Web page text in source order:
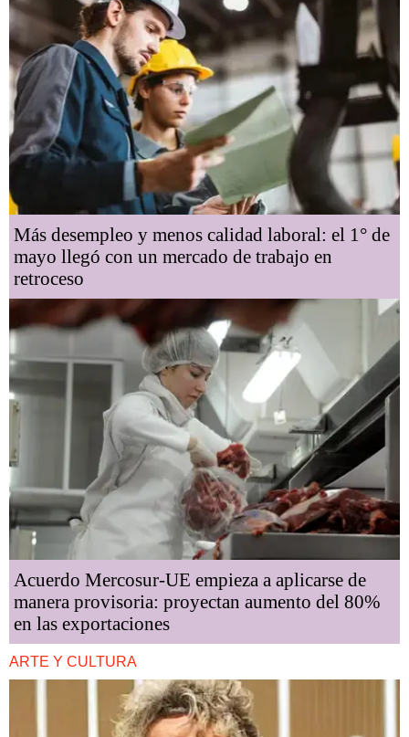
Más desempleo y menos calidad laboral: el 1° de
mayo llegó con un mercado de trabajo en
retroceso
Acuerdo Mercosur-UE empieza a aplicarse de
manera provisoria: proyectan aumento del 80%
en las exportaciones
ARTE Y CULTURA